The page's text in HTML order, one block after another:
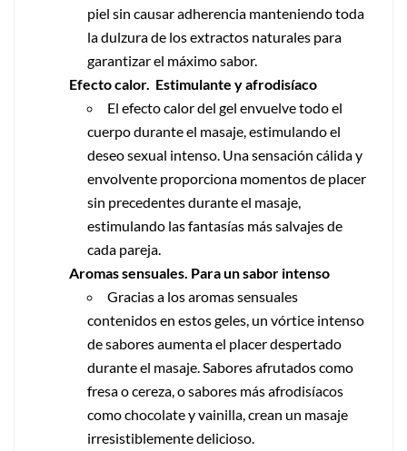
piel sin causar adherencia manteniendo toda
la dulzura de los extractos naturales para
garantizar el máximo sabor.
Efecto calor. Estimulante y afrodisíaco
El efecto calor del gel envuelve todo el
cuerpo durante el masaje, estimulando el
deseo sexual intenso. Una sensación cálida y
envolvente proporciona momentos de placer
sin precedentes durante el masaje,
estimulando las fantasías más salvajes de
cada pareja.
Aromas sensuales. Para un sabor intenso
Gracias a los aromas sensuales
contenidos en estos geles, un vórtice intenso
de sabores aumenta el placer despertado
durante el masaje. Sabores afrutados como
fresa o cereza, o sabores más afrodisíacos
como chocolate y vainilla, crean un masaje
irresistiblemente delicioso.